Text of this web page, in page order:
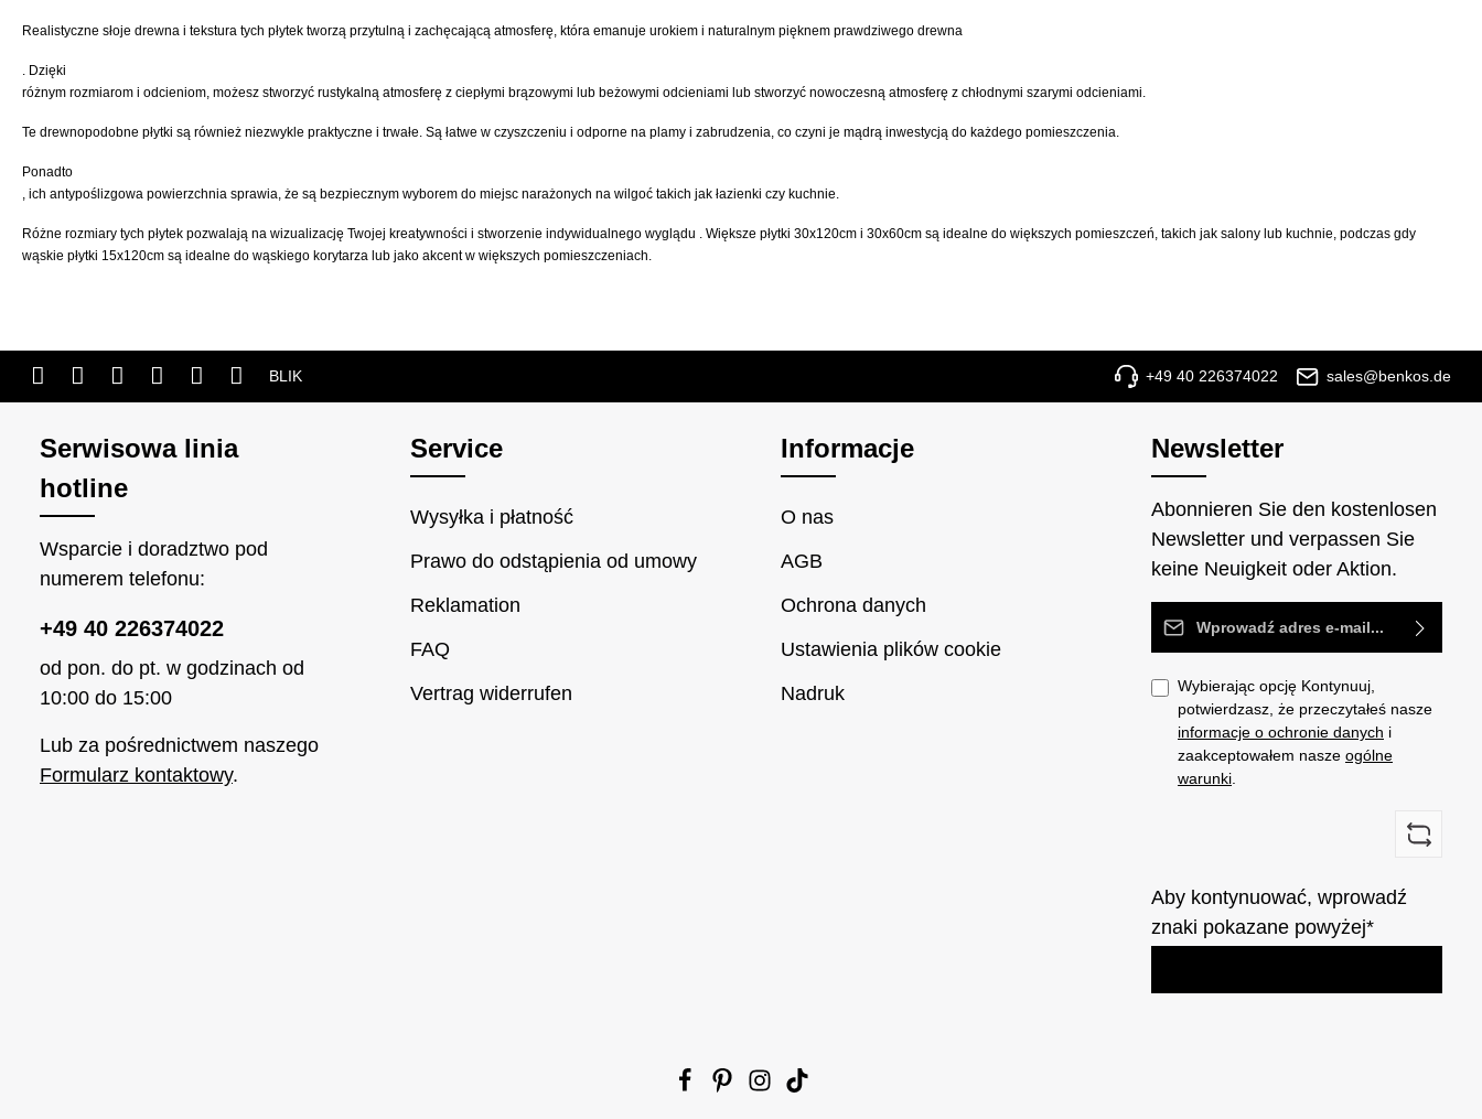
Realistyczne słoje drewna i tekstura tych płytek tworzą przytulną i zachęcającą atmosferę, która emanuje urokiem i naturalnym pięknem prawdziwego drewna
. Dzięki
różnym rozmiarom i odcieniom, możesz stworzyć rustykalną atmosferę z ciepłymi brązowymi lub beżowymi odcieniami lub stworzyć nowoczesną atmosferę z chłodnymi szarymi odcieniami.
Te drewnopodobne płytki są również niezwykle praktyczne i trwałe. Są łatwe w czyszczeniu i odporne na plamy i zabrudzenia, co czyni je mądrą inwestycją do każdego pomieszczenia.
Ponadto
, ich antypoślizgowa powierzchnia sprawia, że są bezpiecznym wyborem do miejsc narażonych na wilgoć takich jak łazienki czy kuchnie.
Różne rozmiary tych płytek pozwalają na wizualizację Twojej kreatywności i stworzenie indywidualnego wyglądu . Większe płytki 30x120cm i 30x60cm są idealne do większych pomieszczeń, takich jak salony lub kuchnie, podczas gdy
wąskie płytki 15x120cm są idealne do wąskiego korytarza lub jako akcent w większych pomieszczeniach.
BLIK +49 40 226374022 sales@benkos.de
Newsletter
Abonnieren Sie den kostenlosen
Newsletter und verpassen Sie
keine Neuigkeit oder Aktion.
Adres e-mail*
Wybierając opcję Kontynuuj,
potwierdzasz, że przeczytałeś nasze
informacje o ochronie danych i
zaakceptowałem nasze ogólne
warunki
Aby kontynuować, wprowadź
znaki pokazane powyżej*
Serwisowa linia
hotline
Wsparcie i doradztwo pod
numerem telefonu:
+49 40 226374022
od pon. do pt. w godzinach od
10:00 do 15:00
Lub za pośrednictwem naszego
Formularz kontaktowy.
Service
Wysyłka i płatność
Prawo do odstąpienia od umowy
Reklamation
FAQ
Vertrag widerrufen
Informacje
O nas
AGB
Ochrona danych
Ustawienia plików cookie
Nadruk